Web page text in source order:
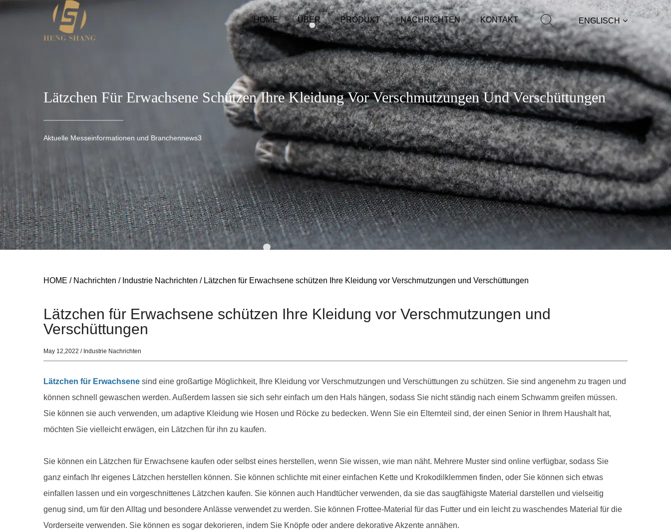
HOME ÜBER PRODUKT NACHRICHTEN KONTAKT ENGLISCH
Lätzchen Für Erwachsene Schützen Ihre Kleidung Vor Verschmutzungen Und Verschüttungen
Aktuelle Messeinformationen und Branchennews3
HOME / Nachrichten / Industrie Nachrichten / Lätzchen für Erwachsene schützen Ihre Kleidung vor Verschmutzungen und Verschüttungen
Lätzchen für Erwachsene schützen Ihre Kleidung vor Verschmutzungen und
Verschüttungen
May 12,2022 / Industrie Nachrichten
Lätzchen für Erwachsene sind eine großartige Möglichkeit, Ihre Kleidung vor Verschmutzungen und Verschüttungen zu schützen. Sie sind angenehm zu tragen und
können schnell gewaschen werden. Außerdem lassen sie sich sehr einfach um den Hals hängen, sodass Sie nicht ständig nach einem Schwamm greifen müssen.
Sie können sie auch verwenden, um adaptive Kleidung wie Hosen und Röcke zu bedecken. Wenn Sie ein Elternteil sind, der einen Senior in Ihrem Haushalt hat,
möchten Sie vielleicht erwägen, ein Lätzchen für ihn zu kaufen.
Sie können ein Lätzchen für Erwachsene kaufen oder selbst eines herstellen, wenn Sie wissen, wie man näht. Mehrere Muster sind online verfügbar, sodass Sie
ganz einfach Ihr eigenes Lätzchen herstellen können. Sie können schlichte mit einer einfachen Kette und Krokodilklemmen finden, oder Sie können sich etwas
einfallen lassen und ein vorgeschnittenes Lätzchen kaufen. Sie können auch Handtücher verwenden, da sie das saugfähigste Material darstellen und vielseitig
genug sind, um für den Alltag und besondere Anlässe verwendet zu werden. Sie können Frottee-Material für das Futter und ein leicht zu waschendes Material für die
Vorderseite verwenden. Sie können es sogar dekorieren, indem Sie Knöpfe oder andere dekorative Akzente annähen.